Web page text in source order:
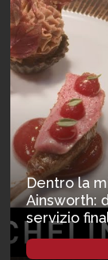
Dentro la
Ainsworth:
servizio